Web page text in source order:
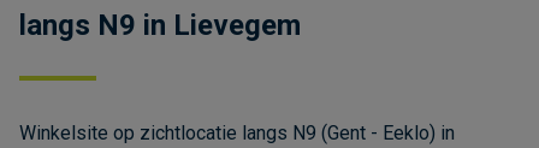
langs N9 in Lievegem
Winkelsite op zichtlocatie langs N9 (Gent - Eeklo) in